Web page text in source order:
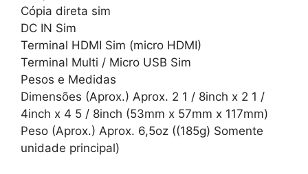
Cópia direta sim
DC IN Sim
Terminal HDMI Sim (micro HDMI)
Terminal Multi / Micro USB Sim
Pesos e Medidas
Dimensões (Aprox.) Aprox. 2 1 / 8inch x 2 1 /
4inch x 4 5 / 8inch (53mm x 57mm x 117mm)
Peso (Aprox.) Aprox. 6,5oz ((185g) Somente
unidade principal)